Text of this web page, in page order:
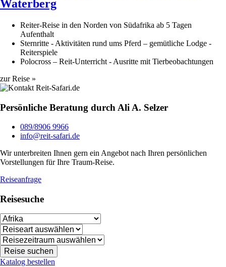
Waterberg
Reiter-Reise in den Norden von Südafrika ab 5 Tagen
Aufenthalt
Sternritte - Aktivitäten rund ums Pferd – gemütliche Lodge -
Reiterspiele
Polocross – Reit-Unterricht - Ausritte mit Tierbeobachtungen
zur Reise »
Persönliche Beratung durch Ali A. Selzer
089/8906 9966
info@reit-safari.de
Wir unterbreiten Ihnen gern ein Angebot nach Ihren persönlichen
Vorstellungen für Ihre Traum-Reise.
Reiseanfrage
Reisesuche
Katalog bestellen